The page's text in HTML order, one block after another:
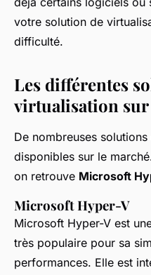
votre solution de
difficulté.
Les différentes
virtualisation sur
De nombreuses
disponibles sur le
on retrouve Microsoft
Microsoft Hyper-V
Microsoft Hyper-V est
très populaire pour sa
performances. Elle est